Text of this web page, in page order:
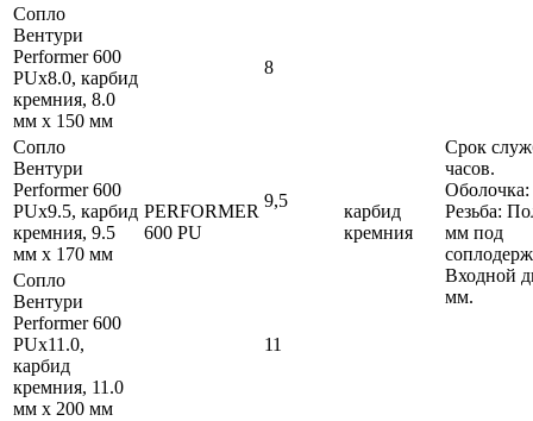
PERFORMER
600 PU
карбид
кремния
Срок
часов.
Резьба:
мм под
Входной
мм.
Сопло
Вентури
Performer 600
PUx8.0, карбид
кремния, 8.0
мм x 150 мм
8
Сопло
Вентури
Performer 600
PUx9.5, карбид
кремния, 9.5
мм x 170 мм
9,5
Сопло
Вентури
Performer 600
PUx11.0,
карбид
кремния, 11.0
мм x 200 мм
11